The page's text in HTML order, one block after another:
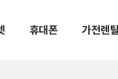
휴대폰 가전렌